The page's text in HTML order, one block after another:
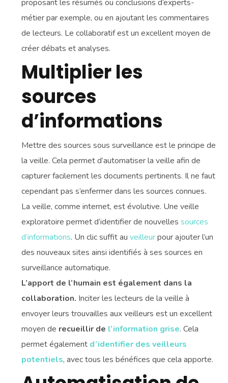
proposant les résumés ou conclusions d’experts-
métier par exemple, ou en ajoutant les commentaires
de lecteurs. Le collaboratif est un excellent moyen de
créer débats et analyses.
Multiplier les
sources
d’informations
Mettre des sources sous surveillance est le principe de
la veille. Cela permet d’automatiser la veille afin de
capturer facilement les documents pertinents. Il ne faut
cependant pas s’enfermer dans les sources connues.
La veille, comme internet, est évolutive. Une veille
exploratoire permet d’identifier de nouvellessources
d’informations. Un clic suffit auveilleurpour ajouter l’un
des nouveaux sites ainsi identifiés à ses sources en
surveillance automatique.
L’apport de l’humain est également dans la
collaboration. Inciter les lecteurs de la veille à
envoyer leurs trouvailles aux veilleurs est un excellent
moyen de recueillir de l’information grise. Cela
permet également d’identifier des veilleurs
potentiels, avec tous les bénéfices que cela apporte.